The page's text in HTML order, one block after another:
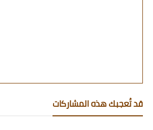
قد تُعجبك هذه المشاركات